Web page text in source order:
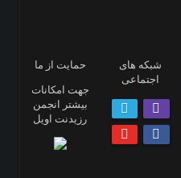
شبکه های
اجتماعی
حمایت از ما
جهت امکانات
بیشتر انجمن
رزیدنت اویل